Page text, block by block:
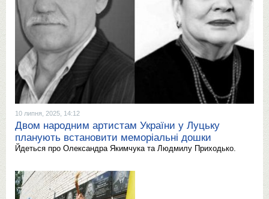
10 липня, 2025, 14:12
Двом народним артистам України у Луцьку
планують встановити меморіальні дошки
Йдеться про Олександра Якимчука та Людмилу Приходько.